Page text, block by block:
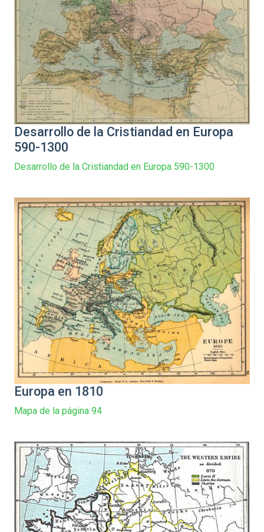
Desarrollo de la Cristiandad en Europa
590-1300
Desarrollo de la Cristiandad en Europa 590-1300
Europa en 1810
Mapa de la página 94